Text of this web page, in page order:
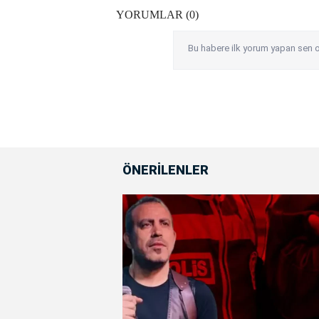
YORUMLAR (0)
Bu habere ilk yorum yapan sen
ÖNERİLENLER